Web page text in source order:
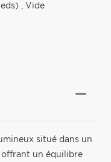
, Vide
situé dans un
un équilibre